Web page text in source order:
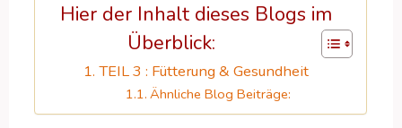
Hier der Inhalt dieses Blogs im
Überblick:
TEIL 3 : Fütterung & Gesundheit
Ähnliche Blog Beiträge: